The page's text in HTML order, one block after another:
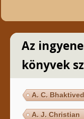
Az
könyvek
A. C.
A. J. Christian